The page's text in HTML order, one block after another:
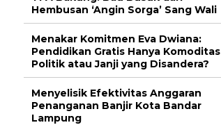
Hembusan ‘Angin Sorga’ Sang Wali
Menakar Komitmen Eva Dwiana:
Pendidikan Gratis Hanya Komoditas
Politik atau Janji yang Disandera?
Menyelisik Efektivitas Anggaran
Penanganan Banjir Kota Bandar
Lampung